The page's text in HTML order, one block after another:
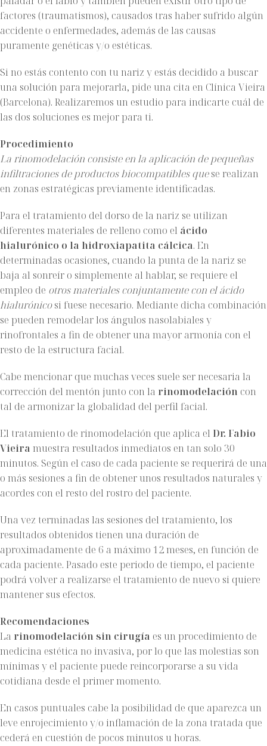
factores (traumatismos), causados tras haber sufrido algún
accidente o enfermedades, además de las causas
puramente genéticas y/o estéticas.
Si no estás contento con tu nariz y estás decidido a buscar
una solución para mejorarla, pide una cita en Clínica Vieira
(Barcelona). Realizaremos un estudio para indicarte cuál de
las dos soluciones es mejor para ti.
Procedimiento
La rinomodelación consiste en la aplicación de pequeñas
infiltraciones de productos biocompatibles quese realizan
en zonas estratégicas previamente identificadas.
Para el tratamiento del dorso de la nariz se utilizan
diferentes materiales de relleno como el ácido
hialurónico o la hidroxiapatita cálcica. En
determinadas ocasiones, cuando la punta de la nariz se
baja al sonreír o simplemente al hablar, se requiere el
empleo de otros materiales conjuntamente con el ácido
hialurónicosi fuese necesario. Mediante dicha combinación
se pueden remodelar los ángulos nasolabiales y
rinofrontales a fin de obtener una mayor armonía con el
resto de la estructura facial.
Cabe mencionar que muchas veces suele ser necesaria la
corrección del mentón junto con la rinomodelación con
tal de armonizar la globalidad del perfil facial.
El tratamiento de rinomodelación que aplica el Dr. Fabio
Vieira muestra resultados inmediatos en tan solo 30
minutos. Según el caso de cada paciente se requerirá de una
o más sesiones a fin de obtener unos resultados naturales y
acordes con el resto del rostro del paciente.
Una vez terminadas las sesiones del tratamiento, los
resultados obtenidos tienen una duración de
aproximadamente de 6 a máximo 12 meses, en función de
cada paciente. Pasado este periodo de tiempo, el paciente
podrá volver a realizarse el tratamiento de nuevo si quiere
mantener sus efectos.
Recomendaciones
La rinomodelación sin cirugía es un procedimiento de
medicina estética no invasiva, por lo que las molestias son
mínimas y el paciente puede reincorporarse a su vida
cotidiana desde el primer momento.
En casos puntuales cabe la posibilidad de que aparezca un
leve enrojecimiento y/o inflamación de la zona tratada que
cederá en cuestión de pocos minutos u horas.